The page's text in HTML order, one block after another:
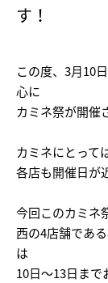
す！
この度、3月10
心に
カミネ祭が開催
カミネにとって
各店も開催日が
今回このカミネ
西の4店舗であ
は
10日～13日まで